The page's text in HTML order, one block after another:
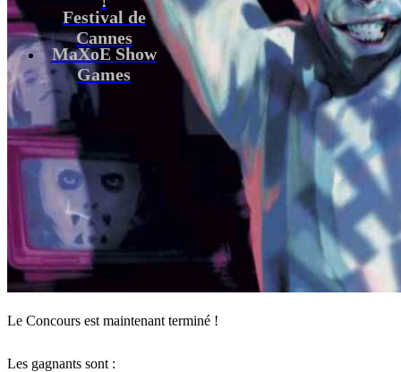
Festival de
Cannes
MaXoE Show
Games
Le Concours est maintenant terminé !
Les gagnants sont :